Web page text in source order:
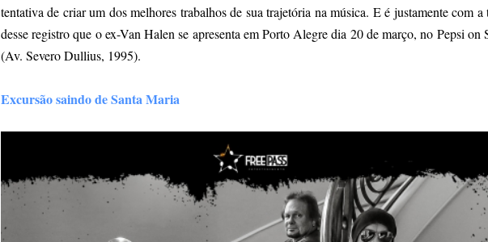
tentativa de criar um dos melhores trabalhos de sua trajetória na música. E é justamente com a
desse registro que o ex-Van Halen se apresenta em Porto Alegre dia 20 de março, no Pepsi on
(Av. Severo Dullius, 1995).
Excursão saindo de Santa Maria